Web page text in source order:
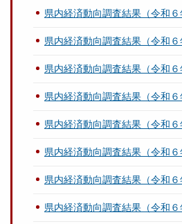
県内経済動向調査結果（令和６
県内経済動向調査結果（令和６
県内経済動向調査結果（令和６
県内経済動向調査結果（令和６
県内経済動向調査結果（令和６
県内経済動向調査結果（令和６
県内経済動向調査結果（令和６
県内経済動向調査結果（令和６